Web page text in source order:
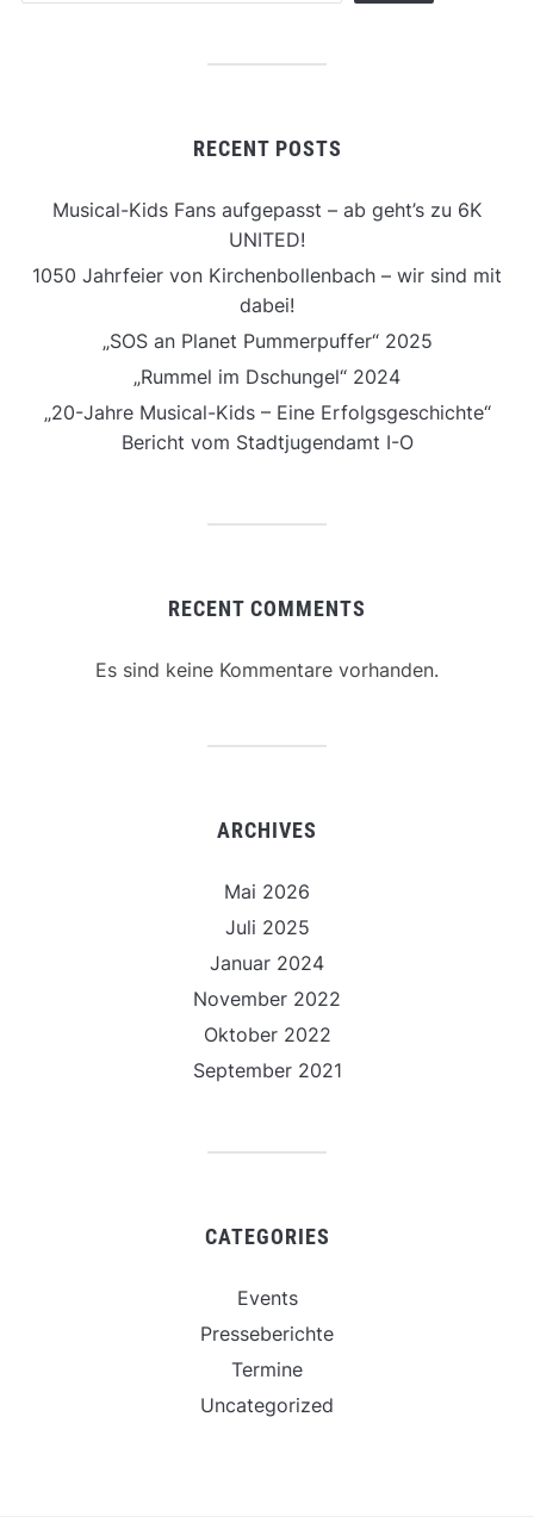
RECENT POSTS
Musical-Kids Fans aufgepasst – ab geht’s zu 6K
UNITED!
1050 Jahrfeier von Kirchenbollenbach – wir sind mit
dabei!
„SOS an Planet Pummerpuffer“ 2025
„Rummel im Dschungel“ 2024
„20-Jahre Musical-Kids – Eine Erfolgsgeschichte“
Bericht vom Stadtjugendamt I-O
RECENT COMMENTS
Es sind keine Kommentare vorhanden.
ARCHIVES
Mai 2026
Juli 2025
Januar 2024
November 2022
Oktober 2022
September 2021
CATEGORIES
Events
Presseberichte
Termine
Uncategorized